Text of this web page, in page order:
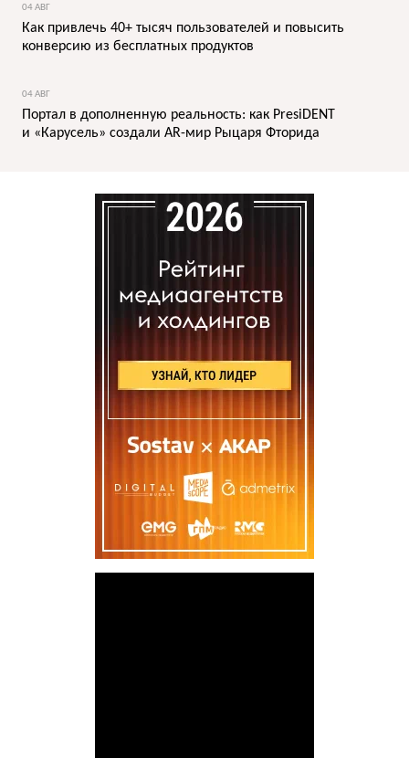
04 АВГ
Как привлечь 40+ тысяч пользователей и повысить
конверсию из бесплатных продуктов
04 АВГ
Портал в дополненную реальность: как PresiDENT
и «Карусель» создали AR-мир Рыцаря Фторида